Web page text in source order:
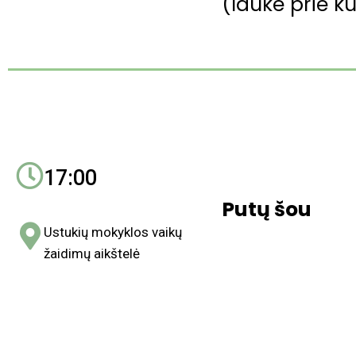
17:00
Ustukių mokyklos vaikų
žaidimų aikštelė
Putų šou